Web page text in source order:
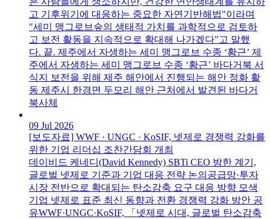
고 기후위기에 대응하는 중요한 자연기반해법"이라며
"세미 맹그로브숲의 생태적 가치를 과학적으로 검토하
고 보전 활동을 지속적으로 확대해 나가겠다"고 말했
다. 끝. 제주에서 자생하는 세미 맹그로브 수종 ‘황근’ 제
주에서 자생하는 세미 맹그로브 수종 ‘황근’ 바다거북 서
식지 보전을 위해 제주 해안에서 진행되는 해안 정화 활
동 제주시 한경면 두모리 해안 근처에서 발견된 바다거
북사체
09 Jul 2026
[보도자료] WWF · UNGC · KoSIF, 넷제로 경쟁력 강화를
위한 기업 리더십 조찬간담회 개최
데이비드 케네디(David Kennedy) SBTi CEO 방한 계기,
글로벌 넷제로 기준과 기업 대응 전략 논의공급망·투자
시장 전반으로 확대되는 탄소감축 요구 대응 방향 모색
기업 넷제로 표준 최신 동향과 전환 경쟁력 강화 방안 공
유WWF·UNGC·KoSIF, 「넷제로 시대, 글로벌 탄소감축